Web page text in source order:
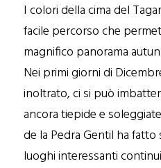
I colori della cima del
facile percorso che
magnifico panorama
Nei primi giorni di
inoltrato, ci si può
ancora tiepide e
de la Pedra Gentil ha fatto
luoghi interessanti